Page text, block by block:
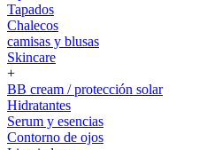
Tapados
Chalecos
camisas y blusas
Skincare
+
BB cream / protección solar
Hidratantes
Serum y esencias
Contorno de ojos